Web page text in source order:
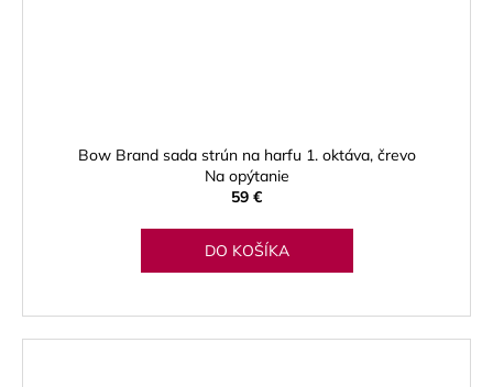
Bow Brand sada strún na harfu 1. oktáva, črevo
Na opýtanie
59 €
DO KOŠÍKA